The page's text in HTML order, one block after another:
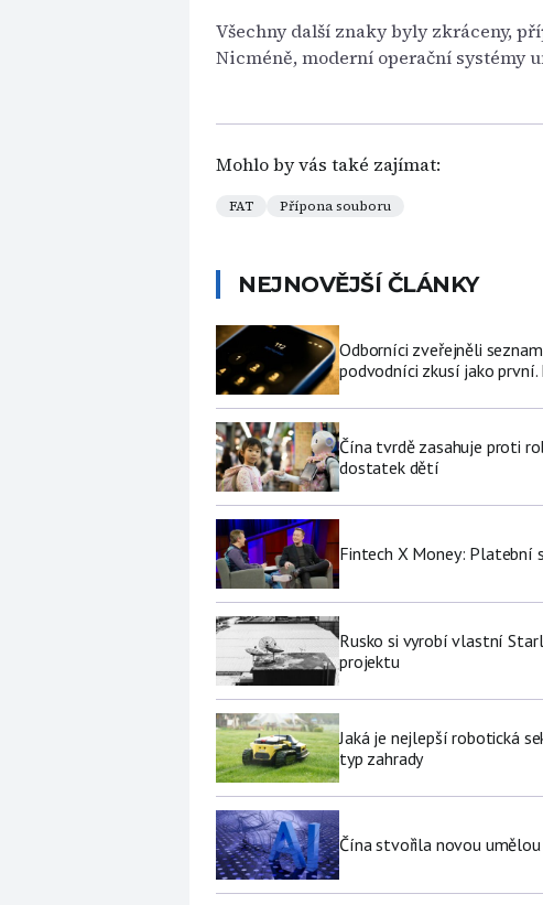
Všechny další znaky byly zkráceny,
Nicméně, moderní operační systémy
Mohlo by vás také zajímat:
FAT Přípona souboru
NEJNOVĚJŠÍ ČLÁNKY
Odborníci zveřejněli
podvodníci zkusí jako první.
Čína tvrdě zasahuje proti
dostatek dětí
Fintech X Money: Platební
Rusko si vyrobí vlastní
projektu
Jaká je nejlepší robotická
typ zahrady
Čína stvořila novou